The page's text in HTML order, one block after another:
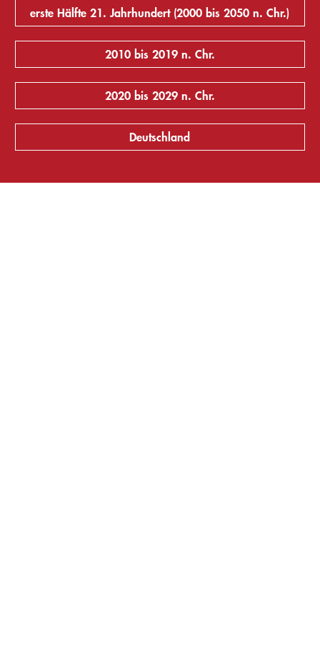
erste Hälfte 21. Jahrhundert (2000 bis 2050 n. Chr.)
2010 bis 2019 n. Chr.
2020 bis 2029 n. Chr.
Deutschland